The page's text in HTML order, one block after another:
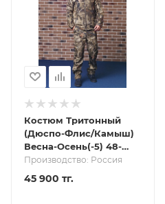
Костюм Тритонный
(Дюспо-Флис/Камыш)
Весна-Осень(-5) 48-
50/182-188
Производство: Россия
45 900 тг.